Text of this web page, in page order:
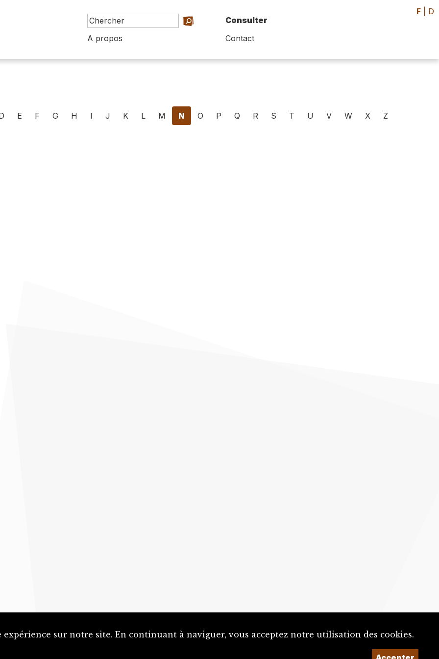
Consulter
A propos
Contact
F D
E F G H I J K L M N O P Q R S T U V W X Z
sur notre site. En continuant à naviguer, vous acceptez notre utilisation des cookies.